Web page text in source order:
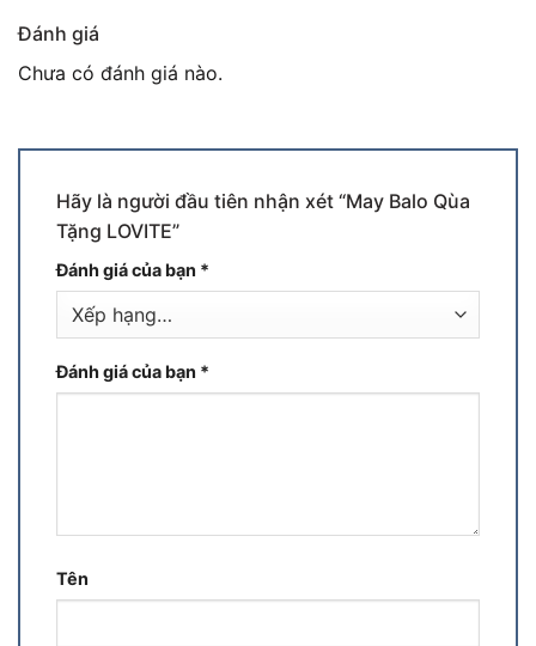
Đánh giá
Chưa có đánh giá nào.
Hãy là người đầu tiên nhận xét “May Balo Qùa
Tặng LOVITE”
Đánh giá của bạn *
Đánh giá của bạn *
Tên